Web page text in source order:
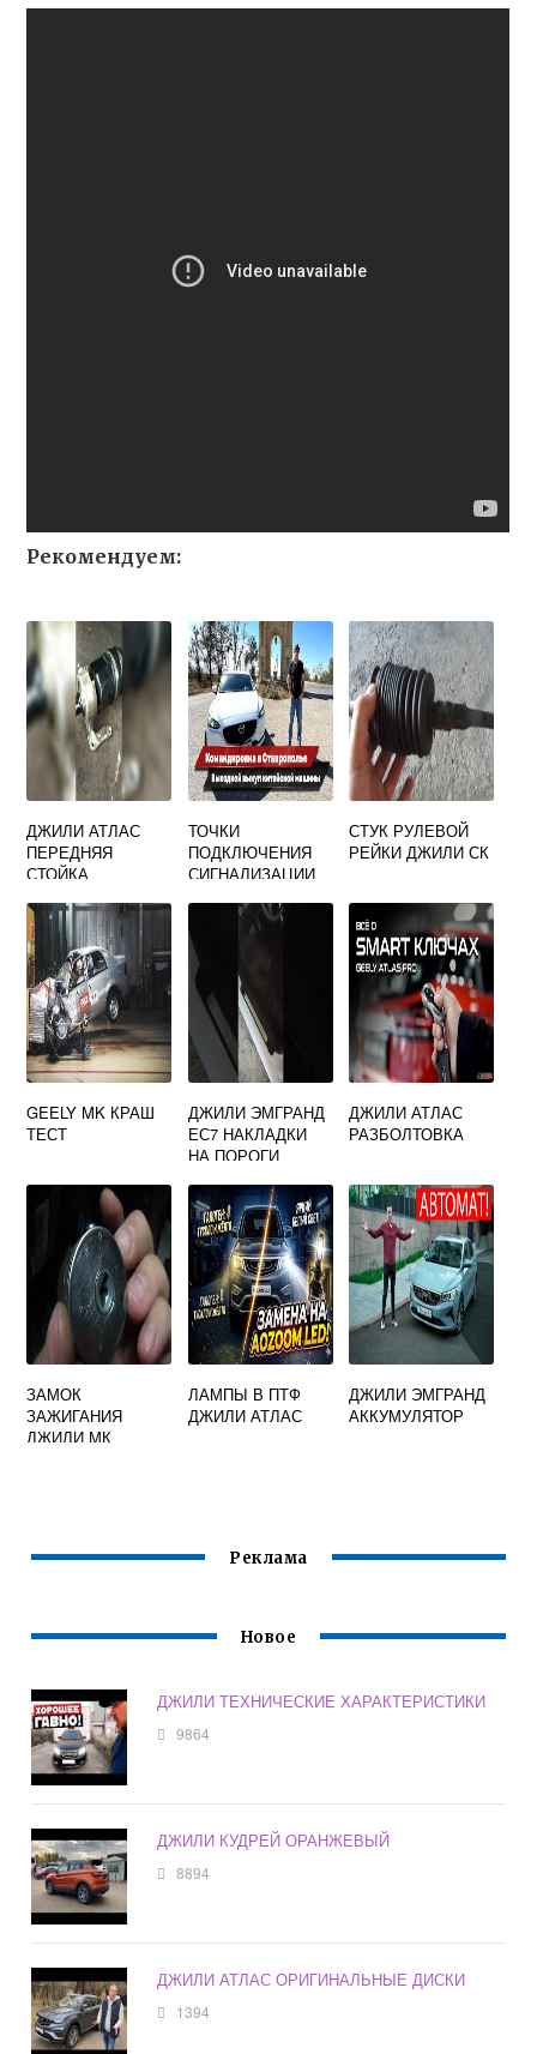
Рекомендуем:
ДЖИЛИ АТЛАС
ПЕРЕДНЯЯ
СТОЙКА
ТОЧКИ
ПОДКЛЮЧЕНИЯ
СИГНАЛИЗАЦИИ
СТУК РУЛЕВОЙ
РЕЙКИ ДЖИЛИ СК
GEELY MK КРАШ
ТЕСТ
ДЖИЛИ ЭМГРАНД
ЕС7 НАКЛАДКИ
НА ПОРОГИ
ДЖИЛИ АТЛАС
РАЗБОЛТОВКА
ЗАМОК
ЗАЖИГАНИЯ
ДЖИЛИ МК
ЛАМПЫ В ПТФ
ДЖИЛИ АТЛАС
ДЖИЛИ ЭМГРАНД
АККУМУЛЯТОР
Реклама
Новое
ДЖИЛИ ТЕХНИЧЕСКИЕ ХАРАКТЕРИСТИКИ
9864
ДЖИЛИ КУДРЕЙ ОРАНЖЕВЫЙ
8894
ДЖИЛИ АТЛАС ОРИГИНАЛЬНЫЕ ДИСКИ
1394